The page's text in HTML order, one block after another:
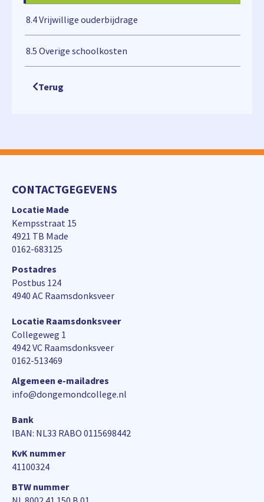
8.4 Vrijwillige ouderbijdrage
8.5 Overige schoolkosten
Terug
CONTACTGEGEVENS
Locatie Made
Kempsstraat 15
4921 TB Made
0162-683125
Postadres
Postbus 124
4940 AC Raamsdonksveer
Locatie Raamsdonksveer
Collegeweg 1
4942 VC Raamsdonksveer
0162-513469
Algemeen e-mailadres
info@dongemondcollege.nl
Bank
IBAN: NL33 RABO 0115698442
KvK nummer
41100324
BTW nummer